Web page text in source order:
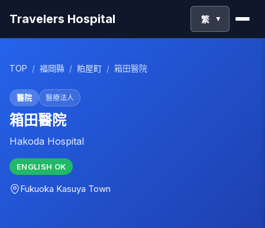
Travelers Hospital 繁 ▼
TOP / 福岡縣 / 粕屋町 / 箱田醫院
醫院 醫療法人
箱田醫院
Hakoda Hospital
ENGLISH OK
Fukuoka Kasuya Town